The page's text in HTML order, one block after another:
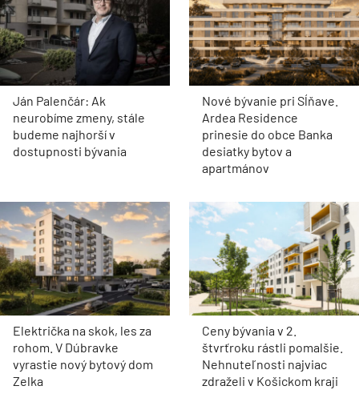
Ján Palenčár: Ak
neurobíme zmeny, stále
budeme najhorší v
dostupnosti bývania
Nové bývanie pri Sĺňave.
Ardea Residence
prinesie do obce Banka
desiatky bytov a
apartmánov
Električka na skok, les za
rohom. V Dúbravke
vyrastie nový bytový dom
Zelka
Ceny bývania v 2.
štvrťroku rástli pomalšie.
Nehnuteľnosti najviac
zdraželi v Košickom kraji